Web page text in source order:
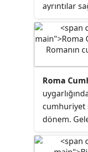
oluşmuş
ayrıntılar
geçmiş
arada
Bu genel
kıdemli
zaman
Roma
cumhuriyet
dönem.
başlayan